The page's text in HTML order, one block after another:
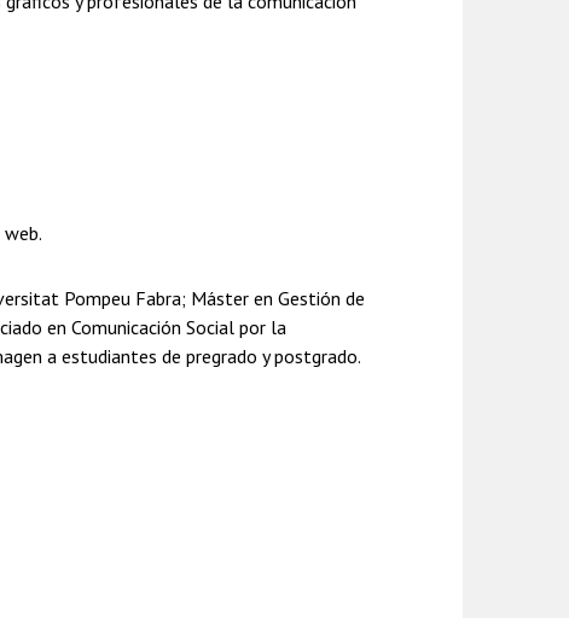
Pompeu Fabra; Máster en Gestión de
en Comunicación Social por la
a estudiantes de pregrado y postgrado.